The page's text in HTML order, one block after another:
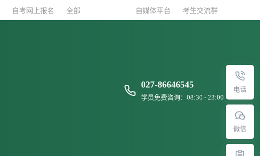
自考网上报名 全部 自媒体平台 考生交流群
027-86646545
学员免费咨询：08:30 - 23:00
电话
微信
自考网上报名 全部 自媒体平台 考生交流群